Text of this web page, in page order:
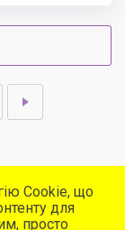
Cookie, що
для
просто